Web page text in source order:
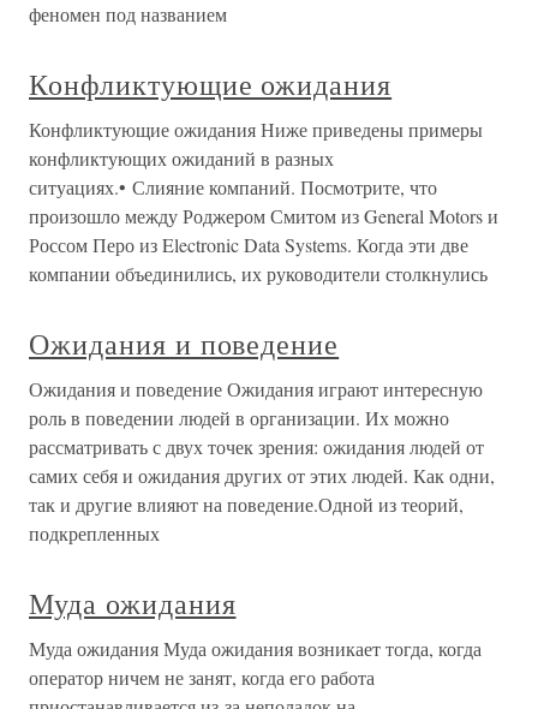
феномен под названием
Конфликтующие ожидания
Конфликтующие ожидания Ниже приведены примеры
конфликтующих ожиданий в разных
ситуациях.• Слияние компаний. Посмотрите, что
произошло между Роджером Смитом из General Motors и
Россом Перо из Electronic Data Systems. Когда эти две
компании объединились, их руководители столкнулись
Ожидания и поведение
Ожидания и поведение Ожидания играют интересную
роль в поведении людей в организации. Их можно
рассматривать с двух точек зрения: ожидания людей от
самих себя и ожидания других от этих людей. Как одни,
так и другие влияют на поведение.Одной из теорий,
подкрепленных
Муда ожидания
Муда ожидания Муда ожидания возникает тогда, когда
оператор ничем не занят, когда его работа